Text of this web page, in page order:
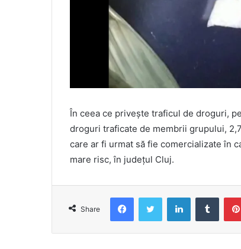
În ceea ce privește traficul de droguri,
droguri traficate de membrii grupului,
care ar fi urmat să fie comercializate în
mare risc, în județul Cluj.
Share
FacebookTwitter LinkedIn